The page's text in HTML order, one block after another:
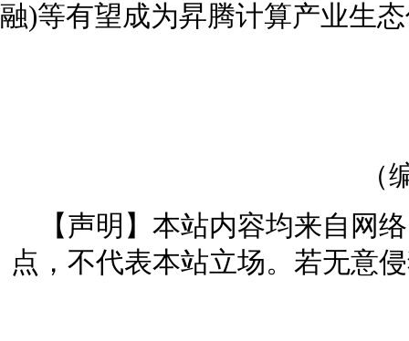
融)等有望成为昇腾计算产业生
（
【声明】本站内容均来自网
点，不代表本站立场。若无意